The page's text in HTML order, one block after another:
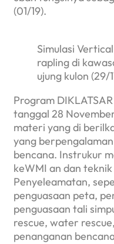
(01/19).
Simulasi
rapling di
ujung kulon (29/
Program
tanggal 28
materi yang di
yang
bencana. Instrukur
keWMI an dan
Penyeleamatan,
penguasaan peta,
penguasaan tali
rescue, water
penanganan